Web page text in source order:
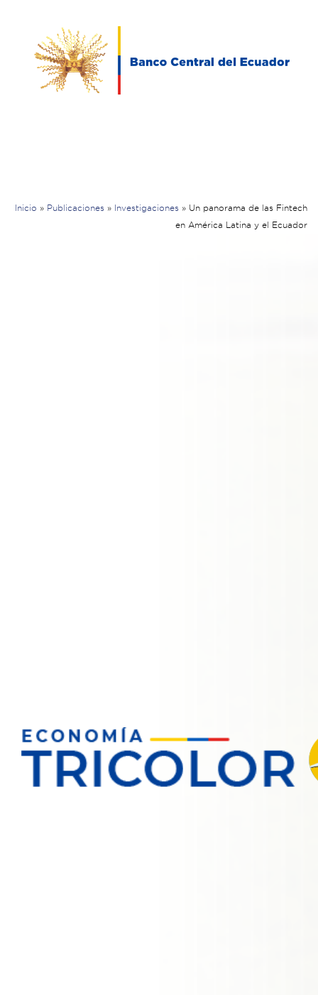
Inicio » Publicaciones » Investigaciones » Un panorama de las Fintech
en América Latina y el Ecuador